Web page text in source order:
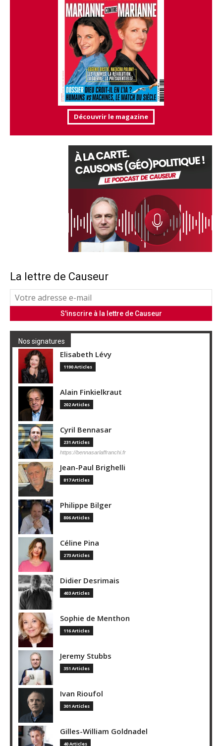
Découvrir le magazine
La lettre de Causeur
Nos signatures
Elisabeth Lévy
1190 Articles
Alain Finkielkraut
202 Articles
Cyril Bennasar
231 Articles
https://bennasarlaffranchi.fr
Jean-Paul Brighelli
817 Articles
Philippe Bilger
806 Articles
Céline Pina
273 Articles
Didier Desrimais
403 Articles
Sophie de Menthon
116 Articles
Jeremy Stubbs
351 Articles
Ivan Rioufol
301 Articles
Gilles-William Goldnadel
40 Articles